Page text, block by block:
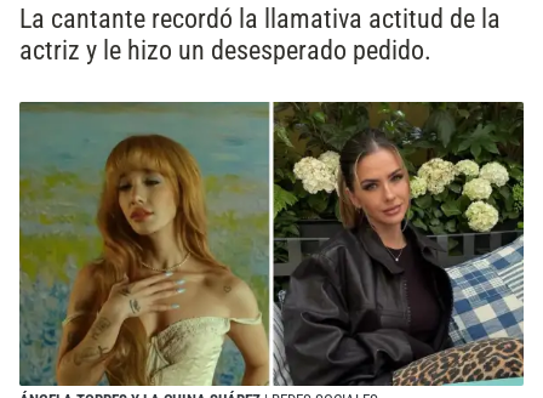
La cantante recordó la llamativa actitud de la
actriz y le hizo un desesperado pedido.